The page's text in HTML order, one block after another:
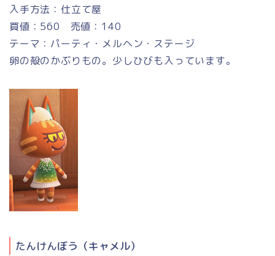
入手方法：仕立て屋
買値：560 売値：140
テーマ：パーティ・メルヘン・ステージ
卵の殻のかぶりもの。少しひびも入っています。
たんけんぼう（キャメル）